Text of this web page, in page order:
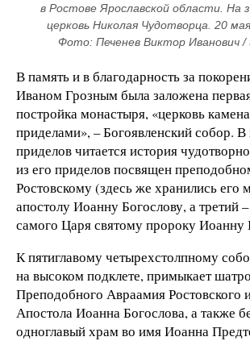
в Ростове Ярославской области. На
церковь Николая Чудотворца. 20
Фото: Печенев Виктор Иванович /
В память и в благодарность за
Иваном Грозным была заложена
постройка монастыря, «церковь
приделами», – Богоявленский собор.
приделов читается история
из его приделов посвящен
Ростовскому (здесь же хранились его
апостолу Иоанну Богослову, а третий
самого Царя святому пророку Иоанну
К пятиглавому четырехстолпному
на высоком подклете, примыкает
Преподобного Авраамия Ростовского
Апостола Иоанна Богослова, а также
одноглавый храм во имя Иоанна